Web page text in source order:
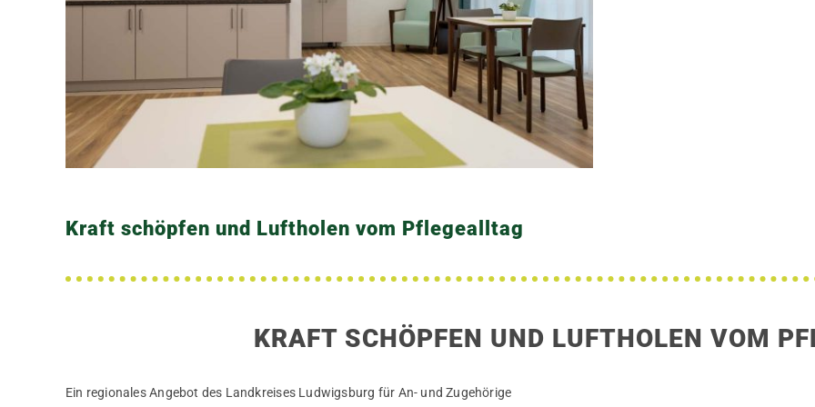
Kraft schöpfen und Luftholen vom Pflegealltag
KRAFT SCHÖPFEN UND LUFTHOLEN VOM
Ein regionales Angebot des Landkreises Ludwigsburg für An- und Zugehörige